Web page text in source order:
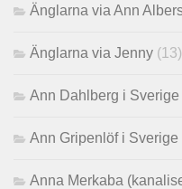
Änglarna via Ann
Änglarna via Jenny (13)
Ann Dahlberg i Sverige
Ann Gripenlöf i Sverige
Anna Merkaba